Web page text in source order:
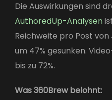
Die Auswirkungen sind
AuthoredUp-Analysen
Reichweite pro Post von
um 47% gesunken.
bis zu 72%.
Was 360Brew belohnt: